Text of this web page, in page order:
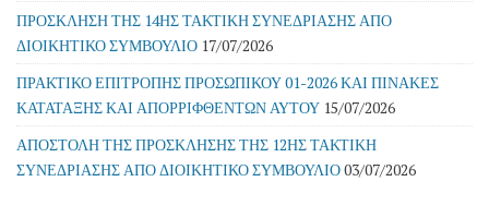
ΠΡΟΣΚΛΗΣΗ ΤΗΣ 14ΗΣ ΤΑΚΤΙΚΗ ΣΥΝΕΔΡΙΑΣΗΣ ΑΠΟ
ΔΙΟΙΚΗΤΙΚΟ ΣΥΜΒΟΥΛΙΟ 17/07/2026
ΠΡΑΚΤΙΚΟ ΕΠΙΤΡΟΠΗΣ ΠΡΟΣΩΠΙΚΟΥ 01-2026 ΚΑΙ ΠΙΝΑΚΕΣ
ΚΑΤΑΤΑΞΗΣ ΚΑΙ ΑΠΟΡΡΙΦΘΕΝΤΩΝ ΑΥΤΟΥ 15/07/2026
ΑΠΟΣΤΟΛΗ ΤΗΣ ΠΡΟΣΚΛΗΣΗΣ ΤΗΣ 12ΗΣ ΤΑΚΤΙΚΗ
ΣΥΝΕΔΡΙΑΣΗΣ ΑΠΟ ΔΙΟΙΚΗΤΙΚΟ ΣΥΜΒΟΥΛΙΟ03/07/2026